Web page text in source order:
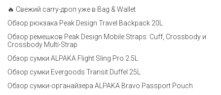
🔥 Свежий carry-дроп уже в Bag & Wallet
Обзор рюкзака Peak Design Travel Backpack 20L
Обзор ремешков Peak Design Mobile Straps: Cuff, Crossbody и
Crossbody Multi-Strap
Обзор сумки ALPAKA Flight Sling Pro 2.5L
Обзор сумки Evergoods Transit Duffel 25L
Обзор сумки-органайзера ALPAKA Bravo Passport Pouch